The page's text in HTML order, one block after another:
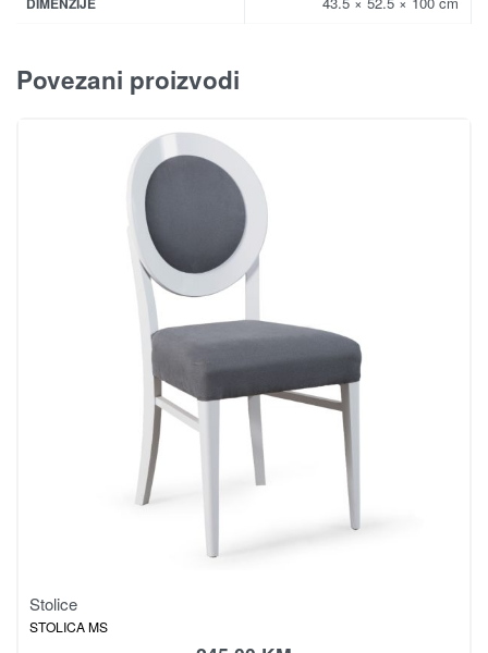
Povezani proizvodi
Stolice
STOLICA MS